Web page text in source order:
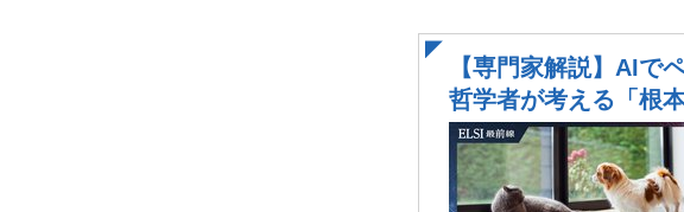
【専門家解説】AIで
哲学者が考える「根